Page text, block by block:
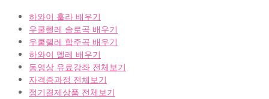
하와이 훌라 배우기
우쿨렐레 솔로곡 배우기
우쿨렐레 합주곡 배우기
하와이 멜레 배우기
동영상 유료강좌 전체보기
자격증과정 전체보기
정기결제상품 전체보기